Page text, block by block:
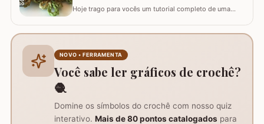
Hoje trago para vocês um tutorial completo de uma
seu trabalho manual, seja em colchas, caminhos de
mesa ou tapetes. Vamos aprender com…
NOVO • FERRAMENTA
Você sabe ler gráficos de crochê?
🧶
Domine os símbolos do crochê com nosso quiz
interativo. Mais de 80 pontos catalogados para